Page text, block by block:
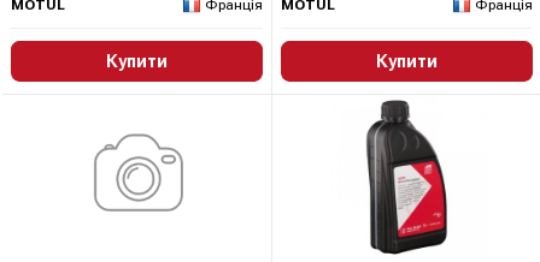
MOTUL
Франція
Купити
MOTUL
Франція
Купити